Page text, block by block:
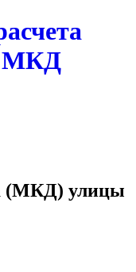
МКД
(МКД) улицы